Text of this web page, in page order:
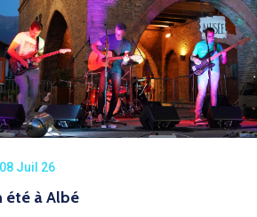
08 Juil 26
été à Albé